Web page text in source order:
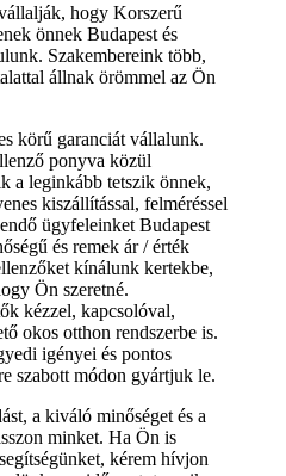
hogy Korszerű
önnek Budapest és
Szakembereink több,
állnak örömmel az Ön
körű garanciát vállalunk.
ponyva közül
a leginkább tetszik önnek,
kiszállítással, felméréssel
ügyfeleinket Budapest
és remek ár / érték
kínálunk kertekbe,
Ön szeretné.
kézzel, kapcsolóval,
okos otthon rendszerbe is.
igényei és pontos
szabott módon gyártjuk le.
a kiváló minőséget és a
minket. Ha Ön is
kérem hívjon